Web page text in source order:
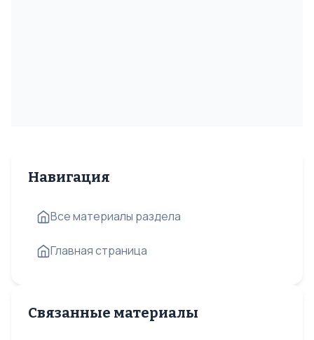
Навигация
Все материалы раздела
Главная страница
Связанные материалы